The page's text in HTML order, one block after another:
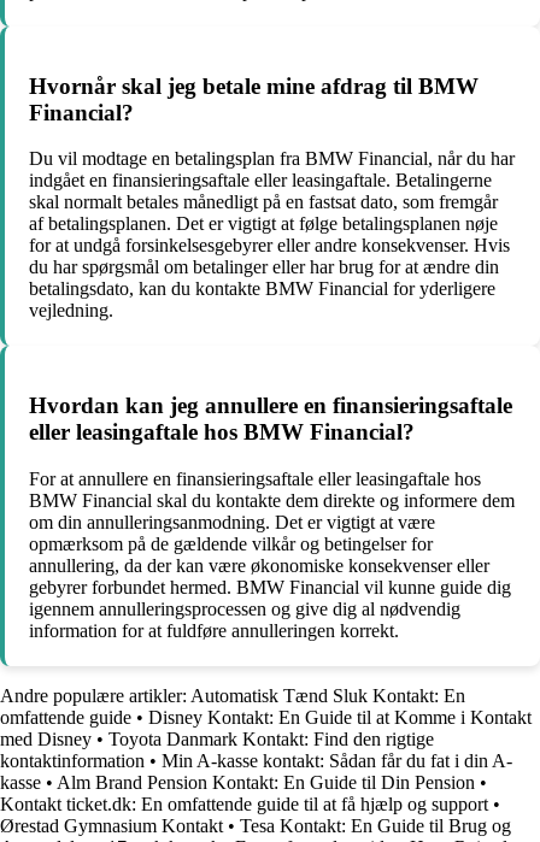
Hvornår skal jeg betale mine afdrag til BMW
Financial?
Du vil modtage en betalingsplan fra BMW Financial, når du har
indgået en finansieringsaftale eller leasingaftale. Betalingerne
skal normalt betales månedligt på en fastsat dato, som fremgår
af betalingsplanen. Det er vigtigt at følge betalingsplanen nøje
for at undgå forsinkelsesgebyrer eller andre konsekvenser. Hvis
du har spørgsmål om betalinger eller har brug for at ændre din
betalingsdato, kan du kontakte BMW Financial for yderligere
vejledning.
Hvordan kan jeg annullere en finansieringsaftale
eller leasingaftale hos BMW Financial?
For at annullere en finansieringsaftale eller leasingaftale hos
BMW Financial skal du kontakte dem direkte og informere dem
om din annulleringsanmodning. Det er vigtigt at være
opmærksom på de gældende vilkår og betingelser for
annullering, da der kan være økonomiske konsekvenser eller
gebyrer forbundet hermed. BMW Financial vil kunne guide dig
igennem annulleringsprocessen og give dig al nødvendig
information for at fuldføre annulleringen korrekt.
Andre populære artikler: Automatisk Tænd Sluk Kontakt: En
omfattende guide • Disney Kontakt: En Guide til at Komme i Kontakt
med Disney • Toyota Danmark Kontakt: Find den rigtige
kontaktinformation • Min A-kasse kontakt: Sådan får du fat i din A-
kasse • Alm Brand Pension Kontakt: En Guide til Din Pension •
Kontakt ticket.dk: En omfattende guide til at få hjælp og support •
Ørestad Gymnasium Kontakt • Tesa Kontakt: En Guide til Brug og